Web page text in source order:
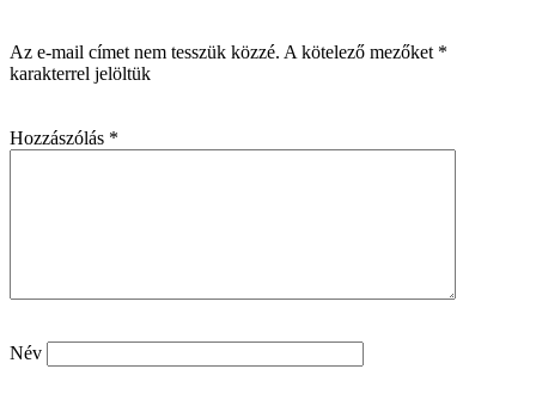
Az e-mail címet nem tesszük közzé. A kötelező mezőket *
karakterrel jelöltük
Hozzászólás *
Név